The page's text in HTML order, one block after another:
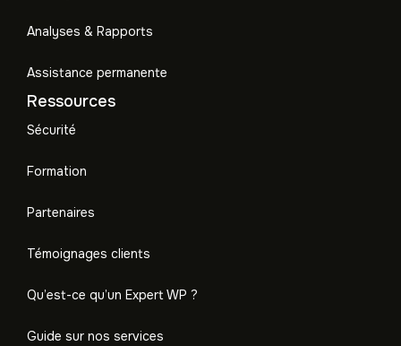
Analyses & Rapports
Assistance permanente
Ressources
Sécurité
Formation
Partenaires
Témoignages clients
Qu’est-ce qu’un Expert WP ?
Guide sur nos services